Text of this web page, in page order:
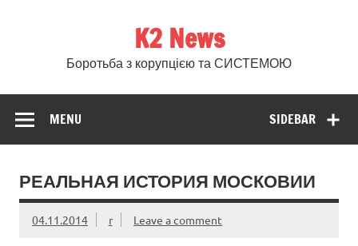
K2 News
Боротьба з корупцією та СИСТЕМОЮ
SIDEBAR
MENU
РЕАЛЬНАЯ ИСТОРИЯ МОСКОВИИ
04.11.2014 r Leave a comment